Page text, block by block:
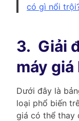
có gì nổi
3. Giải
máy giá
Dưới đây là
loại phổ biến
giá có thể thay